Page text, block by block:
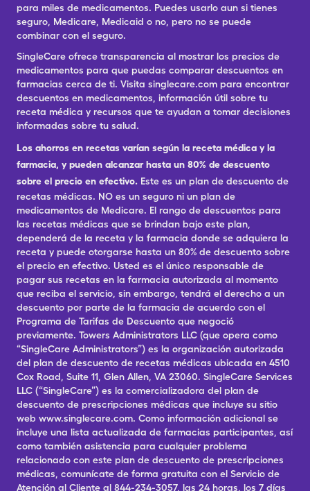
para miles de medicamentos. Puedes usarlo aun si tienes
seguro, Medicare, Medicaid o no, pero no se puede
combinar con el seguro.
SingleCare ofrece transparencia al mostrar los precios de
medicamentos para que puedas comparar descuentos en
farmacias cerca de ti. Visita singlecare.com para encontrar
descuentos en medicamentos, información útil sobre tu
receta médica y recursos que te ayudan a tomar decisiones
informadas sobre tu salud.
Los ahorros en recetas varían según la receta médica y la
farmacia, y pueden alcanzar hasta un 80% de descuento
sobre el precio en efectivo. Este es un plan de descuento de
recetas médicas. NO es un seguro ni un plan de
medicamentos de Medicare. El rango de descuentos para
las recetas médicas que se brindan bajo este plan,
dependerá de la receta y la farmacia donde se adquiera la
receta y puede otorgarse hasta un 80% de descuento sobre
el precio en efectivo. Usted es el único responsable de
pagar sus recetas en la farmacia autorizada al momento
que reciba el servicio, sin embargo, tendrá el derecho a un
descuento por parte de la farmacia de acuerdo con el
Programa de Tarifas de Descuento que negoció
previamente. Towers Administrators LLC (que opera como
“SingleCare Administrators”) es la organización autorizada
del plan de descuento de recetas médicas ubicada en 4510
Cox Road, Suite 11, Glen Allen, VA 23060. SingleCare Services
LLC (“SingleCare”) es la comercializadora del plan de
descuento de prescripciones médicas que incluye su sitio
web www.singlecare.com. Como información adicional se
incluye una lista actualizada de farmacias participantes, así
como también asistencia para cualquier problema
relacionado con este plan de descuento de prescripciones
médicas, comunícate de forma gratuita con el Servicio de
Atención al Cliente al 844-234-3057, las 24 horas, los 7 días